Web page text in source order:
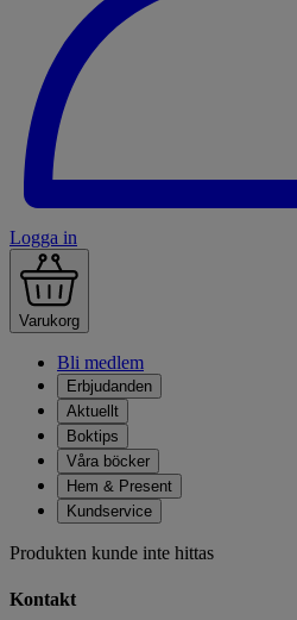
Logga in
Varukorg
Bli medlem
Erbjudanden
Aktuellt
Boktips
Våra böcker
Hem & Present
Kundservice
Produkten kunde inte hittas
Kontakt